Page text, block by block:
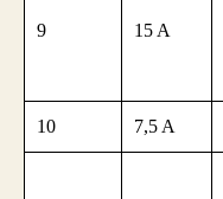
9 15 A
10 7,5 A